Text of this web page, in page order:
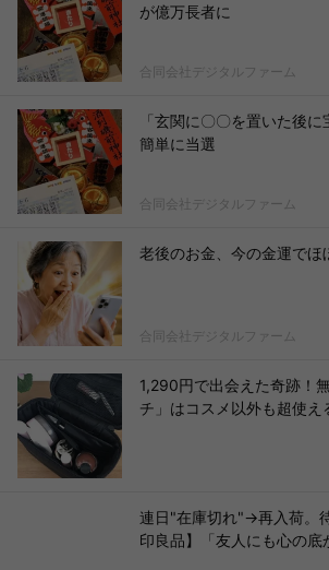
が億万長者に
合同会社デジタルファーム
「玄関に〇〇を置いた後に
簡単に当選
合同会社デジタルファーム
老後のお金、今の金運でほ
合同会社デジタルファーム
1,290円で出会えた奇跡！
チ」はコスメ以外も超使え
連日"在庫切れ"→再入荷。
印良品】「友人にも心の底